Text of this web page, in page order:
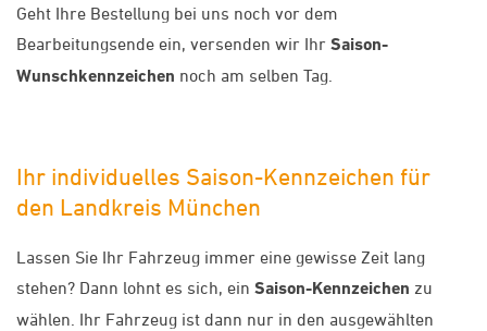
Geht Ihre Bestellung bei uns noch vor dem
Bearbeitungsende ein, versenden wir Ihr Saison-
Wunschkennzeichen noch am selben Tag.
Ihr individuelles Saison-Kennzeichen für
den Landkreis München
Lassen Sie Ihr Fahrzeug immer eine gewisse Zeit lang
stehen? Dann lohnt es sich, ein Saison-Kennzeichen zu
wählen. Ihr Fahrzeug ist dann nur in den ausgewählten